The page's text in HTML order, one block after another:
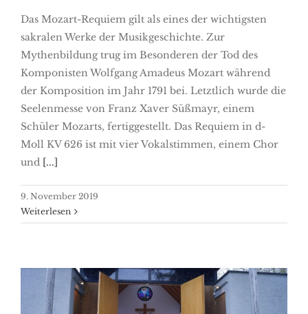
Das Mozart-Requiem gilt als eines der wichtigsten
sakralen Werke der Musikgeschichte. Zur
Mythenbildung trug im Besonderen der Tod des
Komponisten Wolfgang Amadeus Mozart während
der Komposition im Jahr 1791 bei. Letztlich wurde die
Seelenmesse von Franz Xaver Süßmayr, einem
Schüler Mozarts, fertiggestellt. Das Requiem in d-
Moll KV 626 ist mit vier Vokalstimmen, einem Chor
und [...]
9. November 2019
Weiterlesen